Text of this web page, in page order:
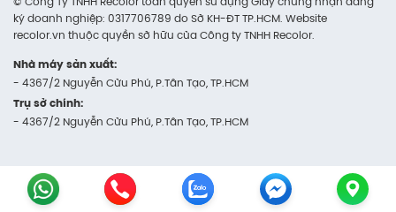
ký doanh nghiệp: 0317706789 do Sở KH-ĐT TP.HCM. Website
recolor.vn thuộc quyền sở hữu của Công ty TNHH Recolor.
Nhà máy sản xuất:
- 4367/2 Nguyễn Cửu Phú, P.Tân Tạo, TP.HCM
Trụ sở chính:
- 4367/2 Nguyễn Cửu Phú, P.Tân Tạo, TP.HCM